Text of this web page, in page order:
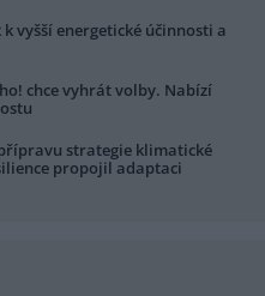
vyšší energetické účinnosti a
chce vyhrát volby. Nabízí
strategie klimatické
propojil adaptaci